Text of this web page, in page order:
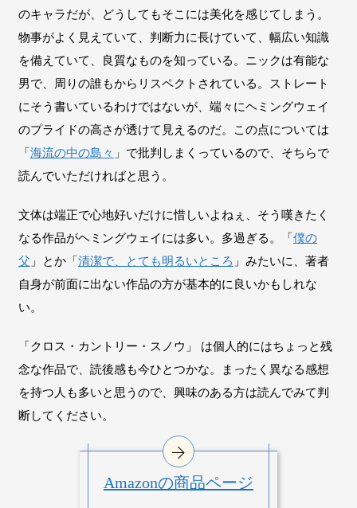
のキャラだが、どうしてもそこには美化を感じてしまう。
物事がよく見えていて、判断力に長けていて、幅広い知識
を備えていて、良質なものを知っている。ニックは有能な
男で、周りの誰もからリスペクトされている。ストレート
にそう書いているわけではないが、端々にヘミングウェイ
のプライドの高さが透けて見えるのだ。この点については
「海流の中の島々 」で批判しまくっているので、そちらで
読んでいただければと思う。
文体は端正で心地好いだけに惜しいよねぇ、そう嘆きたく
なる作品がヘミングウェイには多い。多過ぎる。「僕の
父 」とか「清潔で、とても明るいところ 」みたいに、著者
自身が前面に出ない作品の方が基本的に良いかもしれな
い。
「クロス・カントリー・スノウ」 は個人的にはちょっと残
念な作品で、読後感も今ひとつかな。まったく異なる感想
を持つ人も多いと思うので、興味のある方は読んでみて判
断してください。
Amazonの商品ページ